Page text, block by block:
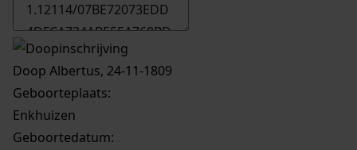
Doop Albertus, 24-11-1809
Geboorteplaats:
Enkhuizen
Geboortedatum: